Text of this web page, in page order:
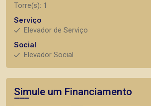
Torre(s): 1
Serviço
Elevador de Serviço
Social
Elevador Social
Simule um Financiamento